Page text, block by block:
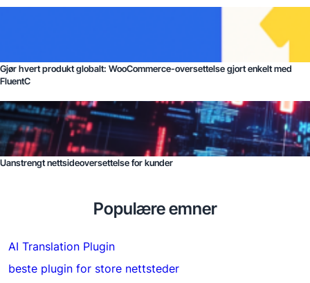
Gjør hvert produkt globalt: WooCommerce-oversettelse gjort enkelt med
FluentC
Uanstrengt nettsideoversettelse for kunder
Populære emner
AI Translation Plugin
beste plugin for store nettsteder